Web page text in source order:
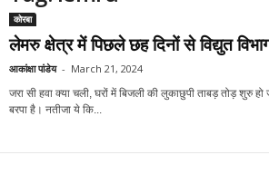
कोरबा
लेमरु क्षेत्र में पिछले छह दिनों से विद्युत
आकांक्षा पांडेय - March 21, 2024
जरा सी हवा क्या चली, घरों में बिजली की लुकाछुपी ताबड़ तोड़ शुरु
बरपा है। नतीजा ये कि...